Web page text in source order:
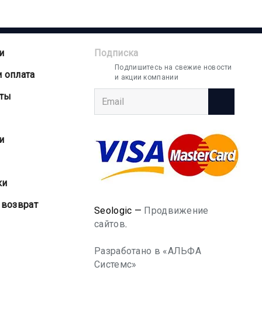
Подписка
Подпишитесь на свежие новости
и акции компании
Seologic — Продвижение
сайтов.
Разработано в «АЛЬФА
Системс»
оплата